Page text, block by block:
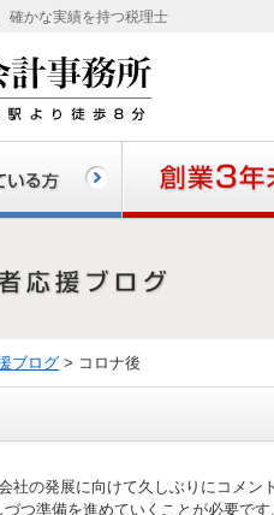
確かな実績を持つ税理士
ブログ > コロナ後
社の発展に向けて久しぶりにコメン
つ準備を進めていくことが必要です